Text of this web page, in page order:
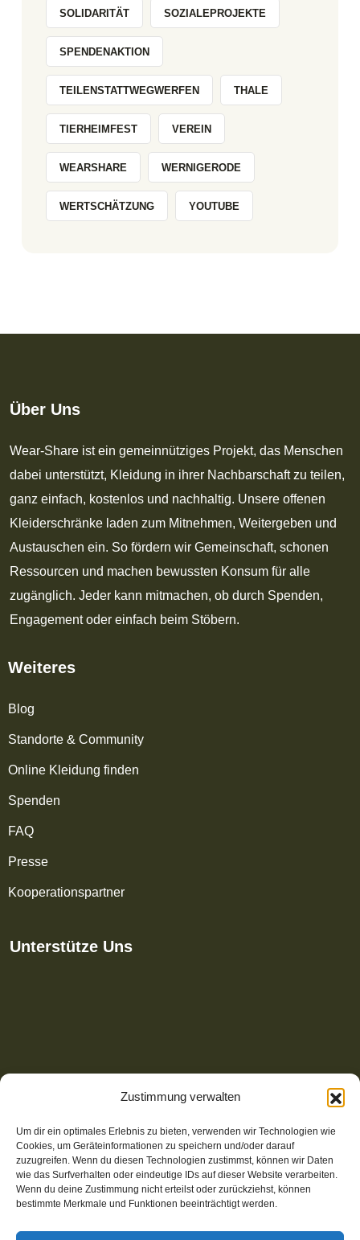
Zustimmung verwalten
Um dir ein optimales Erlebnis zu bieten, verwenden wir Technologien wie
Cookies, um Geräteinformationen zu speichern und/oder darauf
zuzugreifen. Wenn du diesen Technologien zustimmst, können wir Daten
wie das Surfverhalten oder eindeutige IDs auf dieser Website verarbeiten.
Wenn du deine Zustimmung nicht erteilst oder zurückziehst, können
bestimmte Merkmale und Funktionen beeinträchtigt werden.
SOLIDARITÄT SOZIALEPROJEKTE
SPENDENAKTION
TEILENSTATTWEGWERFEN THALE
TIERHEIMFEST VEREIN
WEARSHARE WERNIGERODE
WERTSCHÄTZUNG YOUTUBE
Über Uns
Wear-Share ist ein gemeinnütziges Projekt, das Menschen
dabei unterstützt, Kleidung in ihrer Nachbarschaft zu teilen,
ganz einfach, kostenlos und nachhaltig. Unsere offenen
Kleiderschränke laden zum Mitnehmen, Weitergeben und
Austauschen ein. So fördern wir Gemeinschaft, schonen
Ressourcen und machen bewussten Konsum für alle
zugänglich. Jeder kann mitmachen, ob durch Spenden,
Engagement oder einfach beim Stöbern.
Weiteres
Blog
Standorte & Community
Online Kleidung finden
Spenden
FAQ
Presse
Kooperationspartner
Unterstütze Uns